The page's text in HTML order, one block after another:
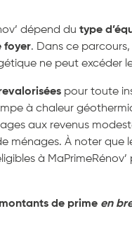
dépend du type
foyer. Dans ce
ne peut excéder
pour toute
à chaleur
aux revenus
ménages. À noter que
à
de prime en